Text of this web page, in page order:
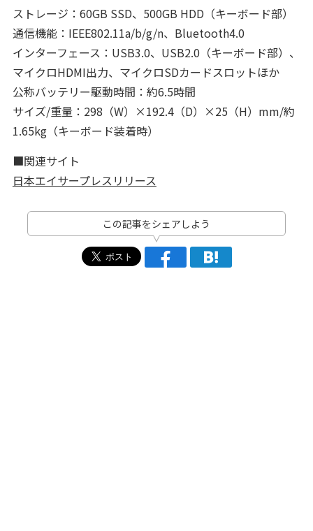
ストレージ：60GB SSD、500GB HDD（キーボード部）
通信機能：IEEE802.11a/b/g/n、Bluetooth4.0
インターフェース：USB3.0、USB2.0（キーボード部）、
マイクロHDMI出力、マイクロSDカードスロットほか
公称バッテリー駆動時間：約6.5時間
サイズ/重量：298（W）×192.4（D）×25（H）mm/約
1.65kg（キーボード装着時）
■関連サイト
日本エイサープレスリリース
この記事をシェアしよう